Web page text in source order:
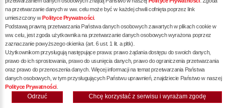
Audyt SEO -
Klucz do
Sukcesu w
na przetwarzanie danych w ww. celu może być w każdej chwili cofnięta poprzez link
umieszczony wPolityce Prywatności.
Podstawą prawną przetwarzania Państwa danych osobowych zawartych w plikach cookie w
ww. celu, jest zgoda użytkownika na przetwarzanie danych osobowych wyrażona poprzez
zaznaczanie powyższego okienka (art. 6 ust. 1 lit. a pltk).
Użytkownikom przysługują następujące prawa: prawo żądania dostępu do swoich danych,
prawo do ich sprostowania, prawo do usunięcia danych, prawo do ograniczenia przetwarzania
oraz prawo do przenoszenia danych. Więcej informacji na temat przetwarzania Państwa
danych osobowych, w tym przysługujących Państwu uprawnień, znajdziecie Państwo w naszej
Polityce Prywatności
Chcę korzystać z serwisu i wyrażam zgodę
Odrzuć